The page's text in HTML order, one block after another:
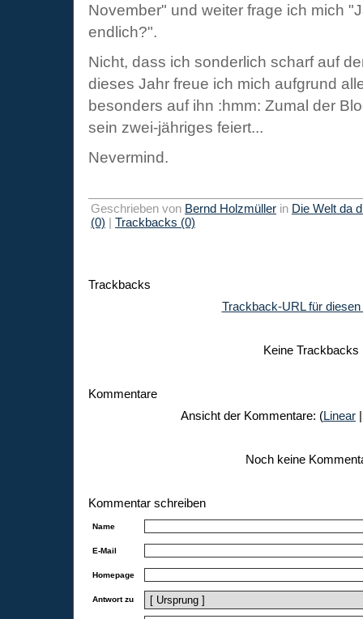
November" und weiter frage ich mich
endlich?".
Nicht, dass ich sonderlich scharf auf
dieses Jahr freue ich mich aufgrund
besonders auf ihn :hmm: Zumal der
sein zwei-jähriges feiert...
Nevermind.
Geschrieben von Bernd Holzmüller in Die Welt da
(0) | Trackbacks (0)
Trackbacks
Trackback-URL für diesen
Keine Trackbacks
Kommentare
Ansicht der Kommentare: (Linear
Noch keine
Kommentar schreiben
Name
E-Mail
Homepage
Antwort zu